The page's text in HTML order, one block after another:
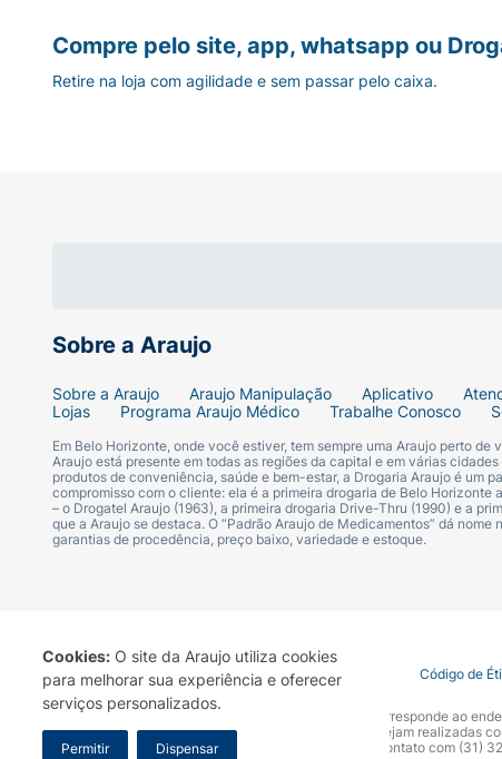
Cookies: O site da Araujo utiliza cookies
para melhorar sua experiência e oferecer
serviços personalizados.
Permitir Dispensar
Mensagens Inspiradoras: Ideal para
Edição Principis:Alta qualidade editorial
ISBN:9786550971526.
Gênero:Autoajuda / Relacionamentos /
Formato:Brochura / Pocket.
Sobre a Araujo
Sobre a Araujo Araujo Manipulação Aplicativo
Lojas
Programa Araujo Médico Trabalhe Conosco
Em Belo Horizonte, onde você estiver, tem sempre uma Araujo perto
Araujo está presente em todas as regiões da capital e em várias
produtos de conveniência, saúde e bem-estar, a Drogaria Araujo é um
compromisso com o cliente: ela é a primeira drogaria de Belo
– o Drogatel Araujo (1963), a primeira drogaria Drive-Thru (1990) e a
que a Araujo se destaca. O “Padrão Araujo de Medicamentos” dá
garantias de procedência, preço baixo, variedade e estoque.
Compre pelo site, app, whatsapp ou
Retire na loja com agilidade e sem passar pelo caixa.
Termo de Uso Portal da Privacidade Covid-19 Código de
A Drogaria Araujo S/A informa que o seu site oficial corresponde ao
marca. Para sua segurança recomendamos que não sejam realizadas
Araujo S.A. Em caso de dúvidas, gentileza entrar em contato com (31)